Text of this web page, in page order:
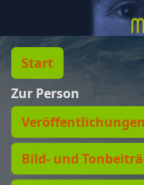
Start
Zur Person
Veröffentlichungen
Bild- und